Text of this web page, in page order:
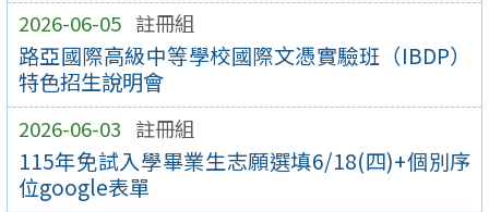
2026-06-05 註冊組
路亞國際高級中等學校國際文憑實驗班（IBDP）
特色招生說明會
2026-06-03 註冊組
115年免試入學畢業生志願選填6/18(四)+個別序
位google表單